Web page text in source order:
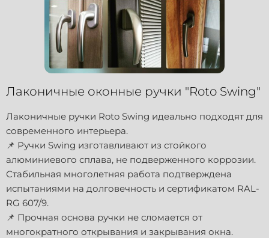
Лаконичные оконные ручки "Roto Swing"
Лаконичные ручки Roto Swing идеально подходят для
современного интерьера.
📌 Ручки Swing изготавливают из стойкого
алюминиевого сплава, не подверженного коррозии.
Стабильная многолетняя работа подтверждена
испытаниями на долговечность и сертификатом RAL-
RG 607/9.
📌 Прочная основа ручки не сломается от
многократного открывания и закрывания окна.